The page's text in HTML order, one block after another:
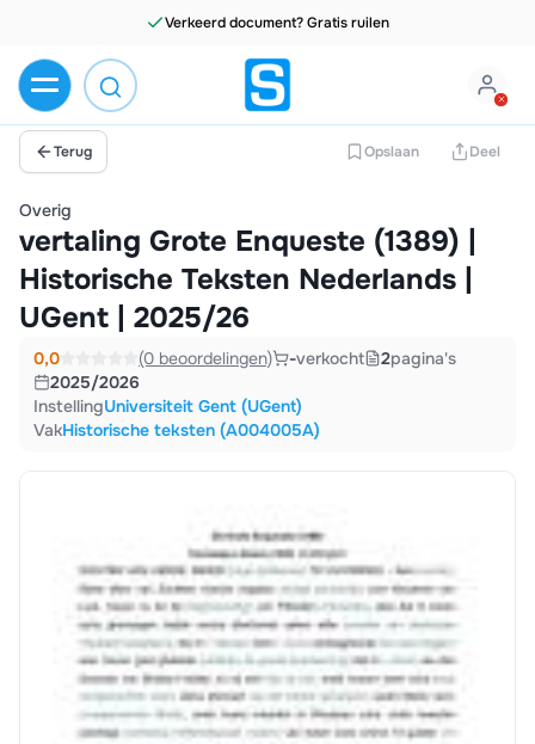
Verkeerd document? Gratis ruilen
Terug Opslaan Deel
Overig
vertaling Grote Enqueste (1389) |
Historische Teksten Nederlands |
UGent | 2025/26
0,0 (0 beoordelingen) -verkocht 2pagina's
2025/2026
InstellingUniversiteit Gent (UGent)
VakHistorische teksten (A004005A)